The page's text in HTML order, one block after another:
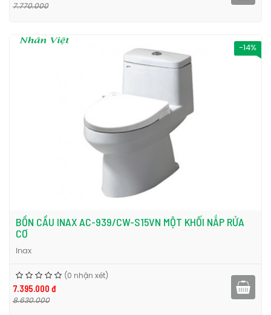
7.770.000
-14%
BỒN CẦU INAX AC-939/CW-S15VN MỘT KHỐI NẮP RỬA
CƠ
Inax
(0 nhận xét)
7.395.000 đ
8.630.000